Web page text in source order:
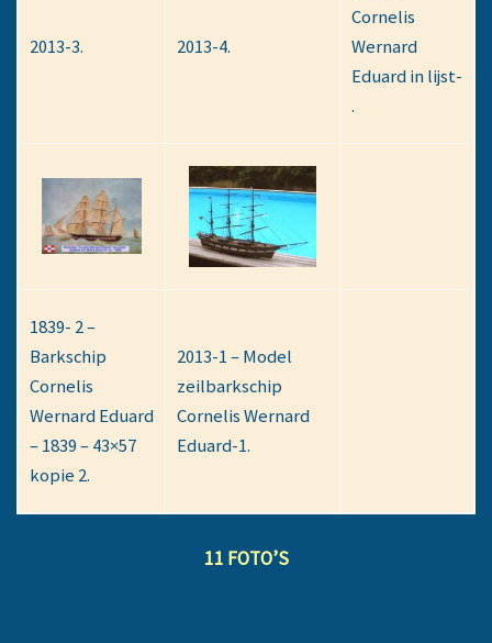
2013-3. 2013-4.
Cornelis
Wernard
Eduard in lijst-
.
1839- 2 –
Barkschip
Cornelis
Wernard Eduard
– 1839 – 43×57
kopie 2.
2013-1 – Model
zeilbarkschip
Cornelis Wernard
Eduard-1.
11 FOTO’S